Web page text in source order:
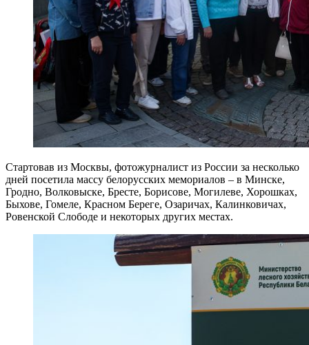
Стартовав из Москвы, фотожурналист из России за несколько
дней посетила массу белорусских мемориалов – в Минске,
Гродно, Волковыске, Бресте, Борисове, Могилеве, Хорошках,
Быхове, Гомеле, Красном Береге, Озаричах, Калинковичах,
Ровенской Слободе и некоторых других местах.